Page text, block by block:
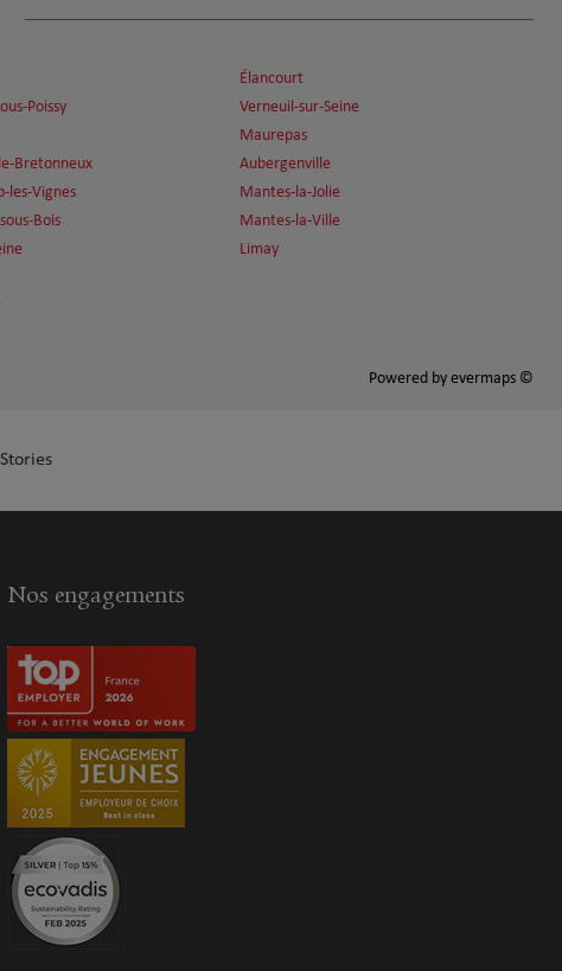
Poissy
Bretonneux
les-Vignes
Bois
Élancourt
Verneuil-sur-Seine
Maurepas
Aubergenville
Mantes-la-Jolie
Mantes-la-Ville
Limay
Powered by evermaps ©
Nos engagements